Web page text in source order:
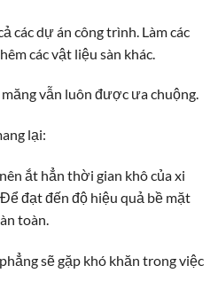
các dự án công trình. Làm các
các vật liệu sàn khác.
vẫn luôn được ưa chuộng.
lại:
ắt hẳn thời gian khô của xi
đạt đến độ hiệu quả bề mặt
toàn.
sẽ gặp khó khăn trong việc